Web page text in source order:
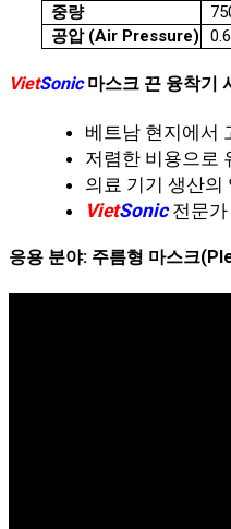
중량
공압 (Air Pressure)
VietSonic마스크 끈 융착기
베트남 현지에서
저렴한 비용으로
의료 기기 생산의
VietSonic전문가
응용 분야: 주름형 마스크